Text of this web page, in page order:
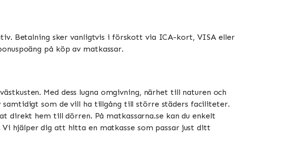
Betalning sker vanligtvis i förskott via ICA-kort, VISA eller
på köp av matkassar​​.
Med dess lugna omgivning, närhet till naturen och
som de vill ha tillgång till större städers faciliteter.
direkt hem till dörren. På matkassarna.se kan du enkelt
hjälper dig att hitta en matkasse som passar just ditt